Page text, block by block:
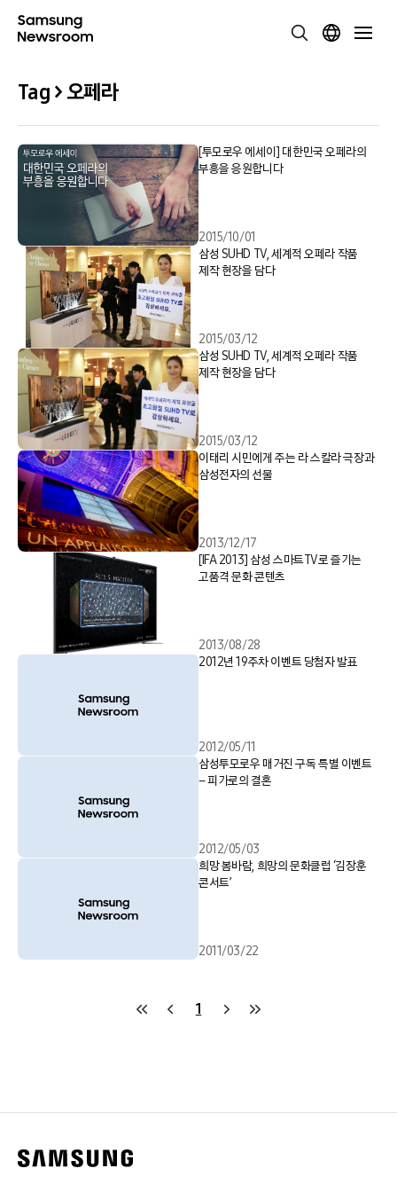
Tag > 오페라
[투모로우 에세이] 대한민국 오페라의
부흥을 응원합니다
2015/10/01
삼성 SUHD TV, 세계적 오페라 작품
제작 현장을 담다
2015/03/12
삼성 SUHD TV, 세계적 오페라 작품
제작 현장을 담다
2015/03/12
이태리 시민에게 주는 라 스칼라 극장과
삼성전자의 선물
2013/12/17
[IFA 2013] 삼성 스마트TV로 즐기는
고품격 문화 콘텐츠
2013/08/28
2012년 19주차 이벤트 당첨자 발표
2012/05/11
삼성투모로우 매거진 구독 특별 이벤트
– 피가로의 결혼
2012/05/03
희망 봄바람, 희망의 문화클럽 ‘김장훈
콘서트’
2011/03/22
1